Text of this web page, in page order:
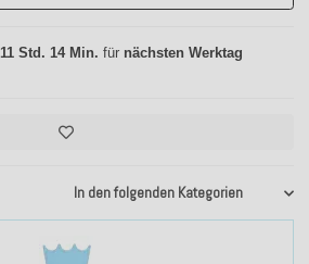
In den folgenden Kategorien
11 Std. 14 Min. für nächsten Werktag